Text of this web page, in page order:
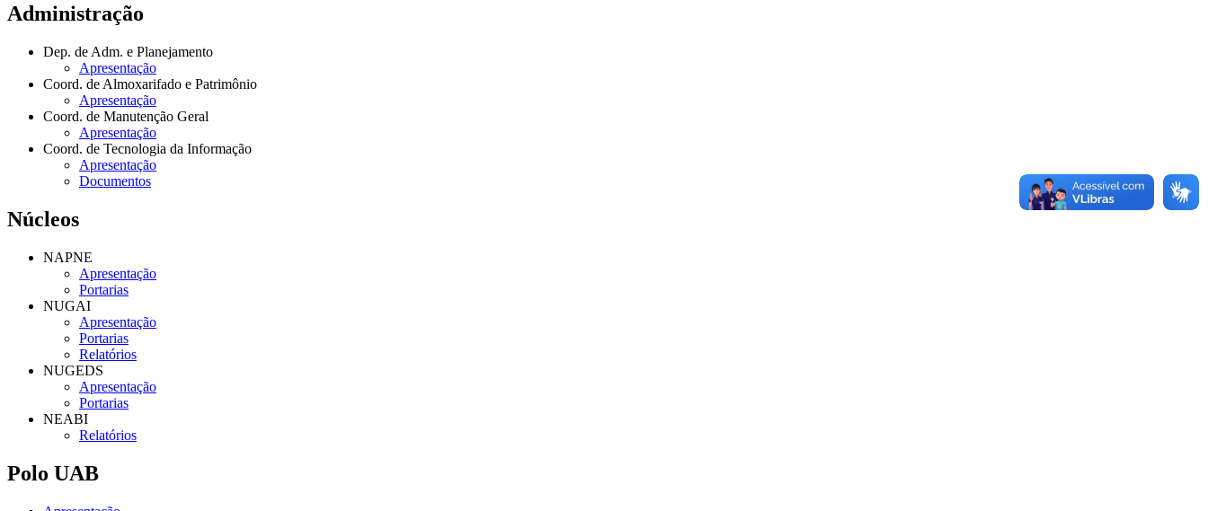
Administração
Dep. de Adm. e Planejamento
Apresentação
Coord. de Almoxarifado e Patrimônio
Apresentação
Coord. de Manutenção Geral
Apresentação
Coord. de Tecnologia da Informação
Apresentação
Documentos
Núcleos
NAPNE
Apresentação
Portarias
NUGAI
Apresentação
Portarias
Relatórios
NUGEDS
Apresentação
Portarias
NEABI
Relatórios
Polo UAB